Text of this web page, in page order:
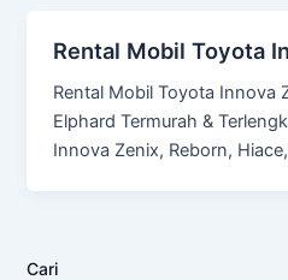
Rental Mobil Toyota
Rental Mobil Toyota Innova
Elphard Termurah &
Innova Zenix, Reborn,
Cari